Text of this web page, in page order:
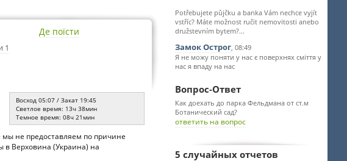
1
Де поїсти
Восход 05:07 / Закат 19:45
Светлое время: 13ч 38мин
Темное время: 08ч 21мин
мы не предоставляем по причине
в Верховина (Украина) на
Potřebujete půjčku a banka Vám nechce vyjít
vstříc? Máte možnost ručit nemovitosti anebo
družstevním bytem?...
Замок Острог, 08:49
Я не можу поняти у нас є поверхнях сміття у
нас я впаду на нас
Вопрос-Ответ
Как доехать до парка Фельдмана от ст.м
Ботанический сад?
ответить на вопрос
5 случайных отчетов